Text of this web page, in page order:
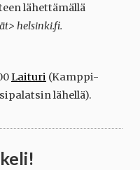
lähettämällä
helsinki.fi.
Laituri (Kamppi-
lähellä).